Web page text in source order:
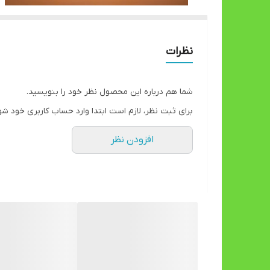
نظرات
شما هم درباره این محصول نظر خود را بنویسید.
برای ثبت نظر، لازم است ابتدا وارد حساب کاربری خود
افزودن نظر